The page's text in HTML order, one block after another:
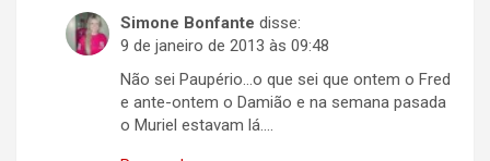
Simone Bonfante disse:
9 de janeiro de 2013 às 09:48
Não sei Paupério…o que sei que ontem o Fred
e ante-ontem o Damião e na semana pasada
o Muriel estavam lá….